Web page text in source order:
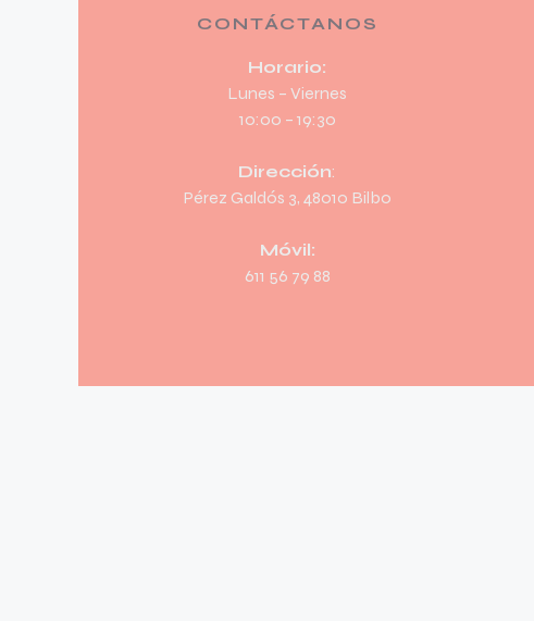
CONTÁCTANOS
Horario:
Lunes – Viernes
10:00 – 19:30
Dirección:
Pérez Galdós 3, 48010 Bilbo
Móvil:
611 56 79 88